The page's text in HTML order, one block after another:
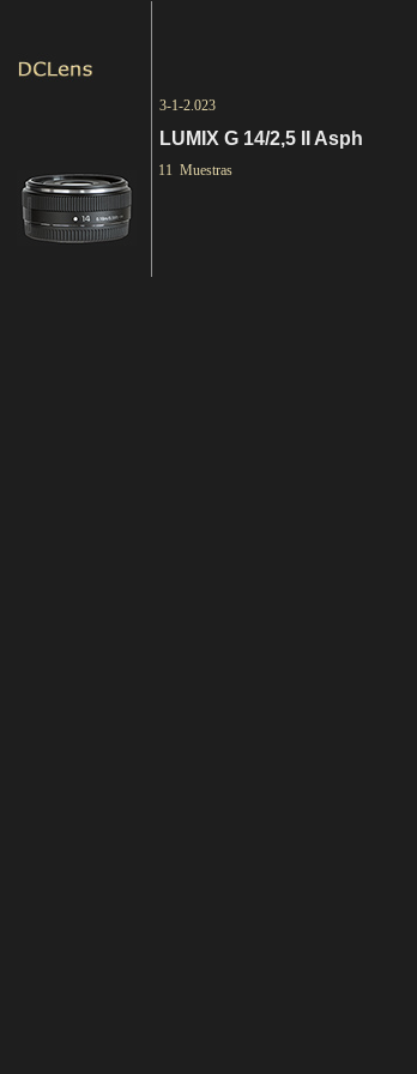
3-1-2.023
LUMIX G 14/2,5 II Asph
11 Muestras